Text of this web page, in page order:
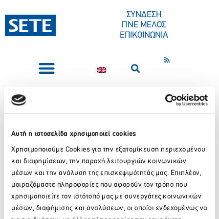
Αυτή η ιστοσελίδα χρησιμοποιεί cookies
Χρησιμοποιούμε Cookies για την εξατομίκευση περιεχομένου
και διαφημίσεων, την παροχή λειτουργιών κοινωνικών
μέσων και την ανάλυση της επισκεψιμότητάς μας. Επιπλέον,
μοιραζόμαστε πληροφορίες που αφορούν τον τρόπο που
χρησιμοποιείτε τον ιστότοπό μας με συνεργάτες κοινωνικών
μέσων, διαφήμισης και αναλύσεων, οι οποίοι ενδεχομένως να
ΣΥΝΔΕΣΗ
ΓΙΝΕ ΜΕΛΟΣ
ΕΠΙΚΟΙΝΩΝΙΑ
Ηλέκτρα Καλούδη
Η Ηλέκτρα έχει εργαστεί σε Τμήματα Δημοσίων Σχέσεων
PR, η Longchamp και η VML. Τον Σεπτέμβριο του 2020 ανέλαβε
την οικογενειακή εταιρεία επικοινωνίας Contact Communications.
Tο 2022 ανέλαβε Σύμβουλος Επικοινωνίας του Υφυπουργού
Σύγχρονου Πολιτισμού στο Υπουργείο Πολιτισμού έως τη λήξη της
θητείας του.